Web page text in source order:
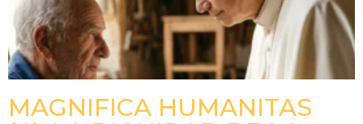
MAGNIFICA HUMANITAS